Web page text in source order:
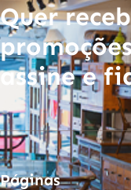
Quer
assine e
Páginas